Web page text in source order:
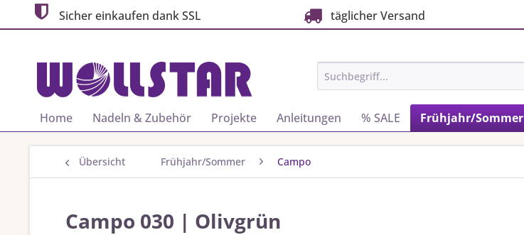
Sicher einkaufen dank SSL täglicher Versand
Home Nadeln & Zubehör Projekte Anleitungen % SALE Frühjahr/Sommer
Übersicht Frühjahr/Sommer Campo
Campo 030 | Olivgrün